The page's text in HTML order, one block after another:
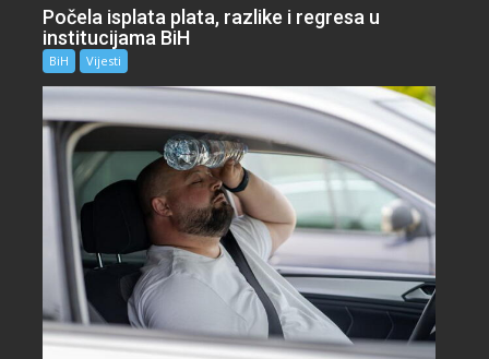
Počela isplata plata, razlike i regresa u
institucijama BiH
BiH Vijesti